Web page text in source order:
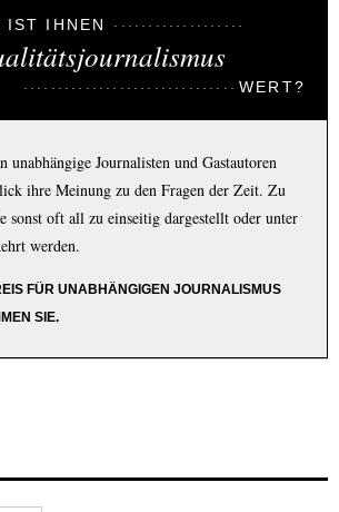
IST IHNEN
WERT?
unabhängige Journalisten und Gastautoren
ihre Meinung zu den Fragen der Zeit. Zu
sonst oft all zu einseitig dargestellt oder unter
werden.
FÜR UNABHÄNGIGEN JOURNALISMUS
SIE.